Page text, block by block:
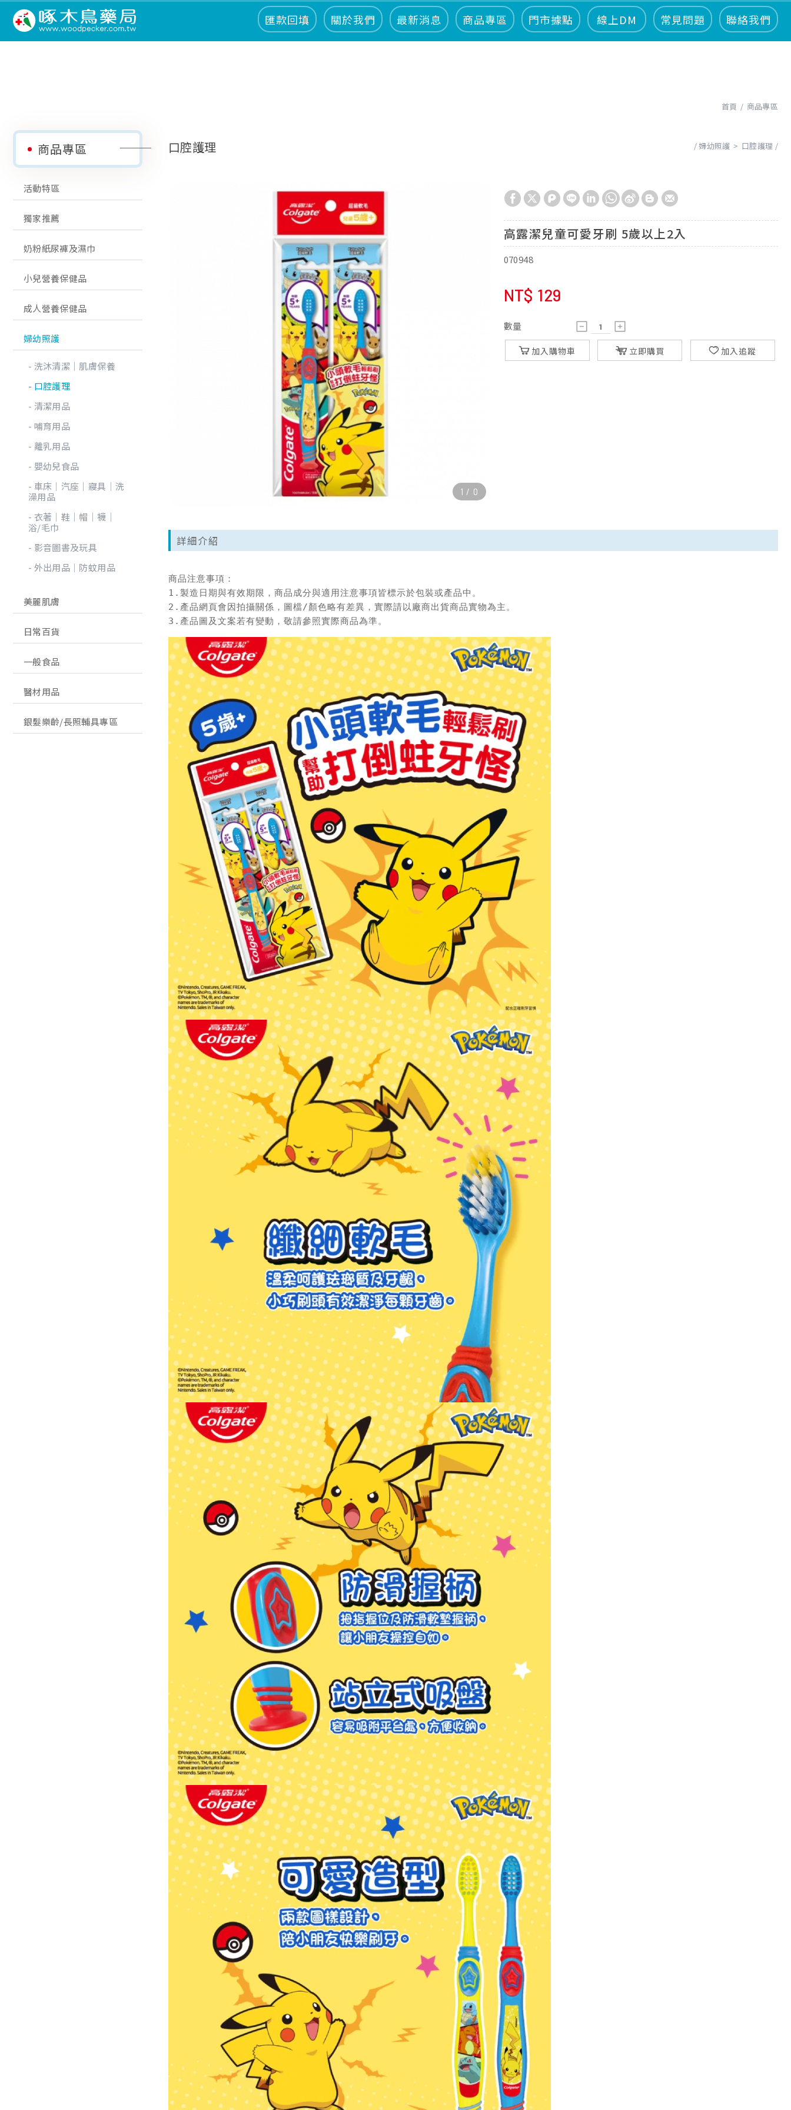
匯款回填 關於我們 最新消息 商品專區 門市據點 線上DM 常見問題 聯絡我們
首頁 商品專區
商品專區
活動特區
獨家推薦
奶粉紙尿褲及濕巾
小兒營養保健品
成人營養保健品
婦幼照護
洗沐清潔│肌膚保養
口腔護理
清潔用品
哺育用品
離乳用品
嬰幼兒食品
車床│汽座│寢具│洗
澡用品
衣著│鞋│帽│襪│
浴/毛巾
影音圖書及玩具
外出用品│防蚊用品
美麗肌膚
日常百貨
一般食品
醫材用品
銀髮樂齡/長照輔具專區
口腔護理 婦幼照護 口腔護理
高露潔兒童可愛牙刷 5歲以上2入
070948
NT$ 129
數量
加入購物車 立即購買 加入追蹤
1 / 0
詳細介紹
商品注意事項：
1.製造日期與有效期限，商品成分與適用注意事項皆標示於包裝或產品中。
2.產品網頁會因拍攝關係，圖檔/顏色略有差異，實際請以廠商出貨商品實物為主。
3.產品圖及文案若有變動，敬請參照實際商品為準。